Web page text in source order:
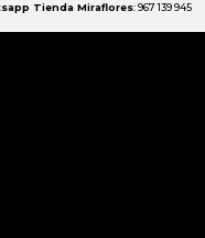
Tienda Miraflores: 967 139 945